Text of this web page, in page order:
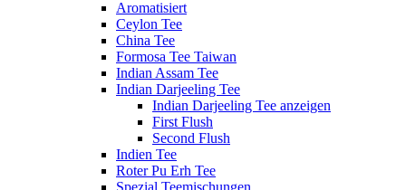
Aromatisiert
Ceylon Tee
China Tee
Formosa Tee Taiwan
Indian Assam Tee
Indian Darjeeling Tee
Indian Darjeeling Tee anzeigen
First Flush
Second Flush
Indien Tee
Roter Pu Erh Tee
Spezial Teemischungen